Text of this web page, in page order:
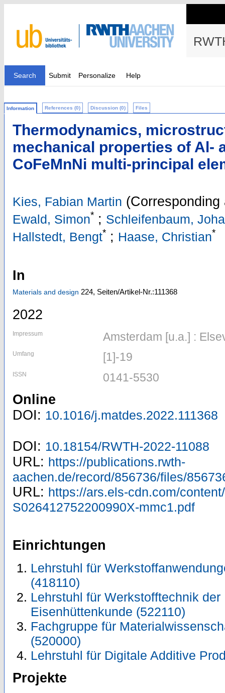
Search Submit Personalize Help
Information References (0) Discussion (0) Files
Thermodynamics,
mechanical properties of Al-
CoFeMnNi multi-principal
Kies, Fabian Martin (Corresponding
Ewald, Simon* ; Schleifenbaum,
Hallstedt, Bengt* ; Haase, Christian*
In
Materials and design 224, Seiten/Artikel-Nr.:111368
2022
Impressum Amsterdam [u.a.] :
Umfang [1]-19
ISSN 0141-5530
Online
DOI: 10.1016/j.matdes.2022.111368
DOI: 10.18154/RWTH-2022-11088
URL: https://publications.rwth-
aachen.de/record/856736/files/
URL: https://ars.els-cdn.com/
S026412752200990X-mmc1.pdf
Einrichtungen
Lehrstuhl für
(418110)
Lehrstuhl für Werkstofftechnik
Eisenhüttenkunde (522110)
Fachgruppe für
(520000)
Lehrstuhl für Digitale Additive
Projekte